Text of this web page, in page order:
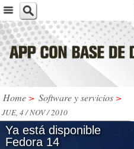
Home > Software y servicios >
JUE, 4 / NOV / 2010
Ya está disponible
Fedora 14